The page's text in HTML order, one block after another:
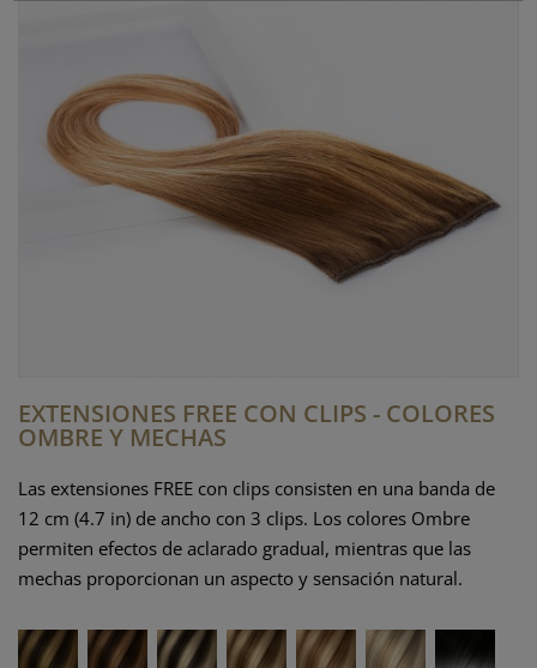
EXTENSIONES FREE CON CLIPS - COLORES
OMBRE Y MECHAS
Las extensiones FREE con clips consisten en una banda de
12 cm (4.7 in) de ancho con 3 clips. Los colores Ombre
permiten efectos de aclarado gradual, mientras que las
mechas proporcionan un aspecto y sensación natural.